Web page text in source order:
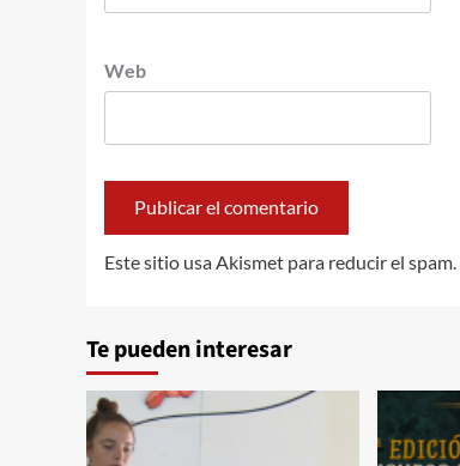
Web
Este sitio usa Akismet para reducir el spam.
Te pueden interesar